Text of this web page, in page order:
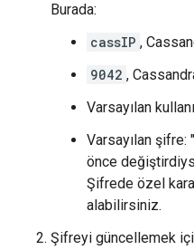
Burada:
cassIP ,
9042 ,
Varsayılan
Varsayılan şifre: "
önce
Şifrede özel
alabilirsiniz.
Şifreyi güncellemek